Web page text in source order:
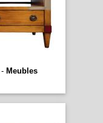
Meubles